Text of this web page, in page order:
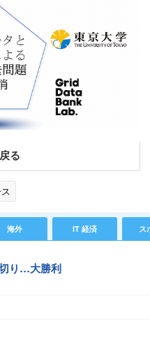
る
海外 IT 経済 ス
り…大勝利